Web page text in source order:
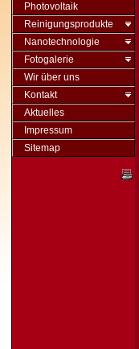
Photovoltaik
Reinigungsprodukte
Nanotechnologie
Fotogalerie
Wir über uns
Kontakt
Aktuelles
Impressum
Sitemap